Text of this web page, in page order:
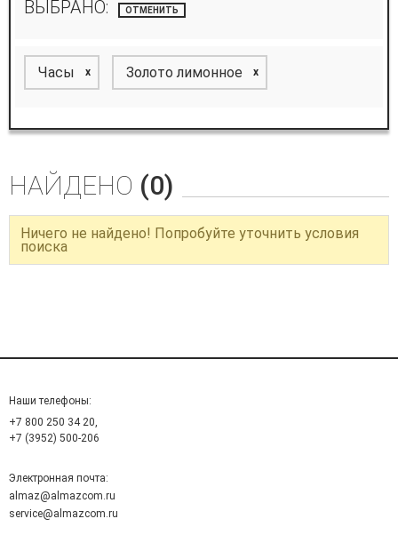
ВЫБРАНО: ОТМЕНИТЬ
Часы x Золото лимонное x
НАЙДЕНО (0)
Ничего не найдено! Попробуйте уточнить условия
поиска
Наши телефоны:
+7 800 250 34 20,
+7 (3952) 500-206
Электронная почта:
almaz@almazcom.ru
service@almazcom.ru